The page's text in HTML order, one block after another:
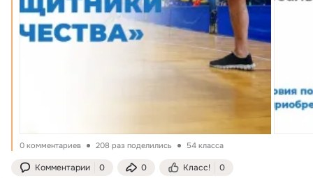
0 комментариев 208 раз поделились 54 класса
Комментарии 0 0 Класс! 0